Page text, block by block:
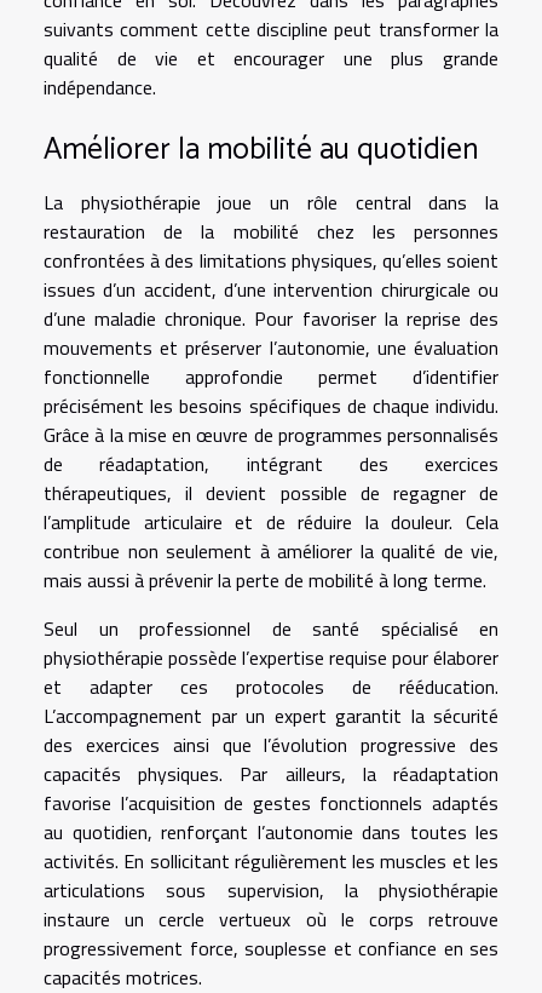
suivants comment cette discipline peut transformer la
qualité de vie et encourager une plus grande
indépendance.
Améliorer la mobilité au quotidien
La physiothérapie joue un rôle central dans la
restauration de la mobilité chez les personnes
confrontées à des limitations physiques, qu’elles soient
issues d’un accident, d’une intervention chirurgicale ou
d’une maladie chronique. Pour favoriser la reprise des
mouvements et préserver l’autonomie, une évaluation
fonctionnelle approfondie permet d’identifier
précisément les besoins spécifiques de chaque individu.
Grâce à la mise en œuvre de programmes personnalisés
de réadaptation, intégrant des exercices
thérapeutiques, il devient possible de regagner de
l’amplitude articulaire et de réduire la douleur. Cela
contribue non seulement à améliorer la qualité de vie,
mais aussi à prévenir la perte de mobilité à long terme.
Seul un professionnel de santé spécialisé en
physiothérapie possède l’expertise requise pour élaborer
et adapter ces protocoles de rééducation.
L’accompagnement par un expert garantit la sécurité
des exercices ainsi que l’évolution progressive des
capacités physiques. Par ailleurs, la réadaptation
favorise l’acquisition de gestes fonctionnels adaptés
au quotidien, renforçant l’autonomie dans toutes les
activités. En sollicitant régulièrement les muscles et les
articulations sous supervision, la physiothérapie
instaure un cercle vertueux où le corps retrouve
progressivement force, souplesse et confiance en ses
capacités motrices.